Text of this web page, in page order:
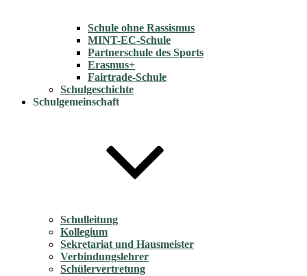
Schule ohne Rassismus
MINT-EC-Schule
Partnerschule des Sports
Erasmus+
Fairtrade-Schule
Schulgeschichte
Schulgemeinschaft
Schulleitung
Kollegium
Sekretariat und Hausmeister
Verbindungslehrer
Schülervertretung